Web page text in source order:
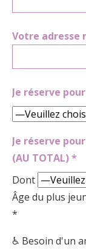
Votre adresse
Je réserve
Je réserve pour
(AU TOTAL) *
Dont
Âge du plus
*
♿ Besoin d'un